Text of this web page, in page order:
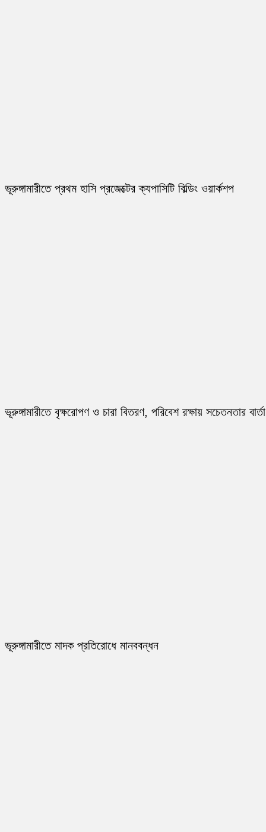
ভূরুঙ্গামারীতে প্রথম হাসি প্রজেক্টের ক্যপাসিটি বিল্ডিং ওয়ার্কশপ
ভূরুঙ্গামারীতে বৃক্ষরোপণ ও চারা বিতরণ, পরিবেশ রক্ষায় সচেতনতার বার্তা
ভূরুঙ্গামারীতে মাদক প্রতিরোধে মানববন্ধন